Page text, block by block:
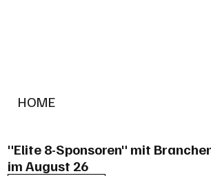
HOME
"Elite 8-Sponsoren" mit
im August 26